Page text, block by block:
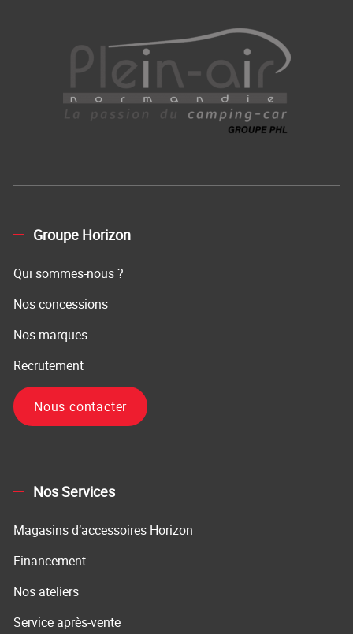
Groupe Horizon
Qui sommes-nous ?
Nos concessions
Nos marques
Recrutement
Nous contacter
Nos Services
Magasins d’accessoires Horizon
Financement
Nos ateliers
Service après-vente